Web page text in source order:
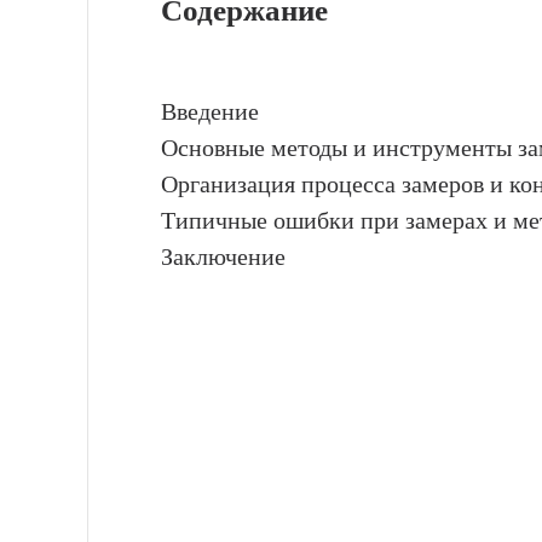
Содержание
Введение
Основные методы и инструменты
Организация процесса замеров и
Типичные ошибки при замерах и
Заключение